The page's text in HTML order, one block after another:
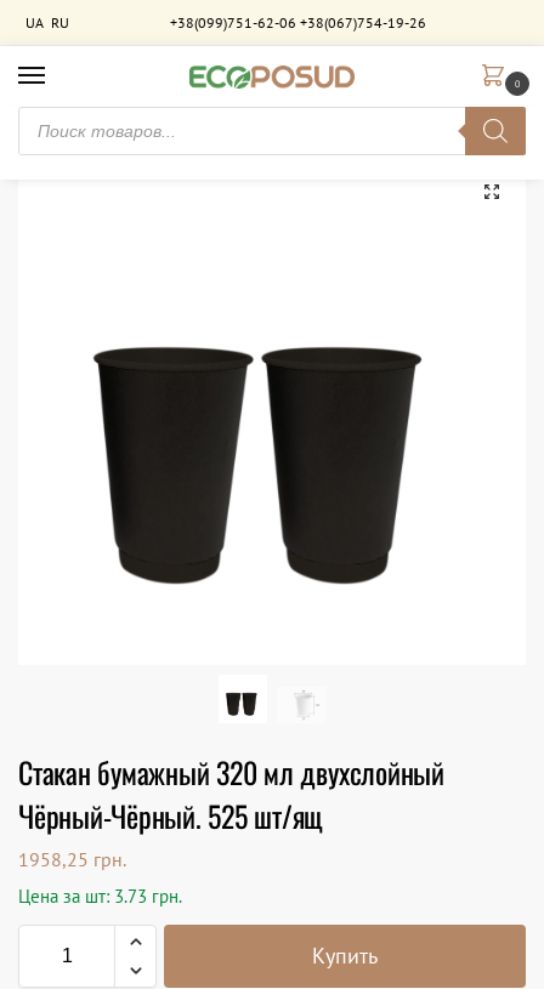
UA RU +38(099)751-62-06 +38(067)754-19-26
0
Главная / Стаканы бумажные Стакан бумажный 320 мл двухслойный Чёрный-Чёрный. 525 шт/ящ
Стакан бумажный 320 мл двухслойный
Чёрный-Чёрный. 525 шт/ящ
1958,25 грн.
Цена за шт: 3.73 грн.
Купить